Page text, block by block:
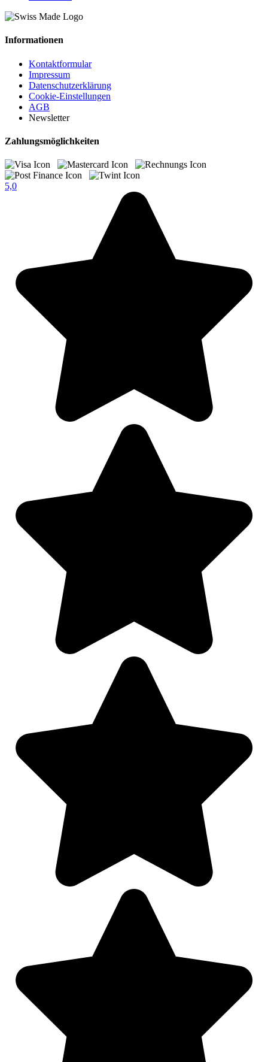
Informationen
Kontaktformular
Impressum
Datenschutzerklärung
Cookie-Einstellungen
AGB
Newsletter
Zahlungsmöglichkeiten
5,0